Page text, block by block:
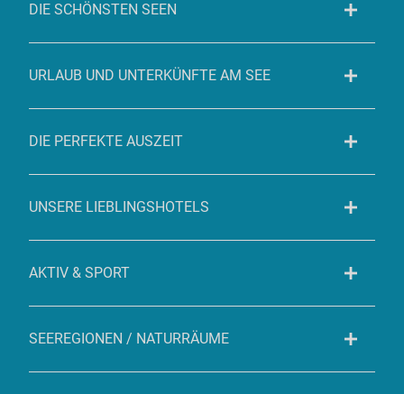
DIE SCHÖNSTEN SEEN
URLAUB UND UNTERKÜNFTE AM SEE
DIE PERFEKTE AUSZEIT
UNSERE LIEBLINGSHOTELS
AKTIV & SPORT
SEEREGIONEN / NATURRÄUME